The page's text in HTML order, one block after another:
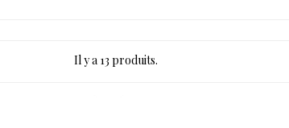
Il y a 13 produits.